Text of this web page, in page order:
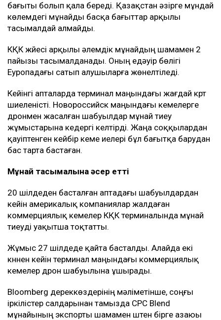
бағыты болып қала береді. Қазақстан әзірге мұндай
көлемдегі мұнайды басқа бағыттар арқылы
тасымалдай алмайды.
КҚК жүйесі арқылы әлемдік мұнайдың шамамен 2
пайызы тасымалданады. Оның едәуір бөлігі
Еуропадағы сатып алушыларға жөнелтіледі.
Кейінгі апталарда терминал маңындағы жағдай күрт
шиеленісті. Новороссийск маңындағы кемелерге
дронмен жасалған шабуылдар мұнай тиеу
жұмыстарына кедергі келтірді. Жаңа соққылардан
қауіптенген кейбір кеме иелері бұл бағытқа барудан
бас тарта бастаған.
Мұнай тасымалына әсер етті
20 шілдеден басталған аптадағы шабуылдардан
кейін америкалық компаниялар жалдаған
коммерциялық кемелер КҚК терминалында мұнай
тиеуді уақытша тоқтатты.
Жұмыс 27 шілдеде қайта басталды. Алайда екі
күннен кейін терминал маңындағы коммерциялық
кемелер дрон шабуылына ұшырады.
Bloomberg дереккөздерінің мәліметінше, соңғы
іркілістер салдарынан тамызда CPC Blend
мұнайының экспорты шамамен үштен бірге азаюы